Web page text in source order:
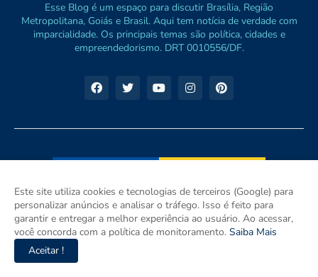
Esse Blog é um espaço para discutir Brasília, Região
Metropolitana, Goiás e Brasil. Aqui tem notícia de verdade com
imparcialidade. Os principais temas são política, cidades e
empreendedorismo. DRT 0010556/DF.
Este site utiliza cookies e tecnologias de terceiros (Google) para
personalizar anúncios e analisar o tráfego. Isso é feito para
garantir e entregar a melhor experiência ao usuário. Ao acessar,
você concorda com a política de monitoramento. Saiba Mais
Aceitar !